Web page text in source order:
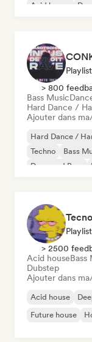
Acid house
Playlist
> 800
Bass Music
Hard Dance /
Ajouter dans
Hard Dance /
Techno
Bass
Drum and Bass
Playlist
> 2500
Acid houseBass
Dubstep
Ajouter dans
Acid house
Future house